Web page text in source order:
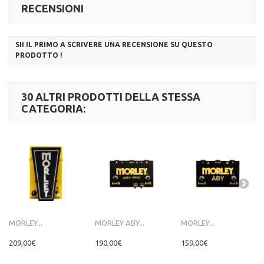
RECENSIONI
SII IL PRIMO A SCRIVERE UNA RECENSIONE SU QUESTO
PRODOTTO !
30 ALTRI PRODOTTI DELLA STESSA
CATEGORIA:
MORLEY...
209,00€
MORLEY ABY...
190,00€
MORLEY...
159,00€